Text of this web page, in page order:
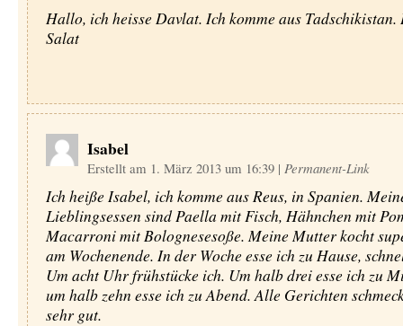
Hallo, ich heisse Davlat. Ich komme aus Tadschikistan.
Salat
Isabel
Erstellt am 1. März 2013 um 16:39 | Permanent-Link
Ich heiße Isabel, ich komme aus Reus, in Spanien.
Lieblingsessen sind Paella mit Fisch, Hähnchen mit
Macarroni mit Bolognesesoße. Meine Mutter kocht
am Wochenende. In der Woche esse ich zu Hause,
Um acht Uhr frühstücke ich. Um halb drei esse ich zu
um halb zehn esse ich zu Abend. Alle Gerichten
sehr gut.